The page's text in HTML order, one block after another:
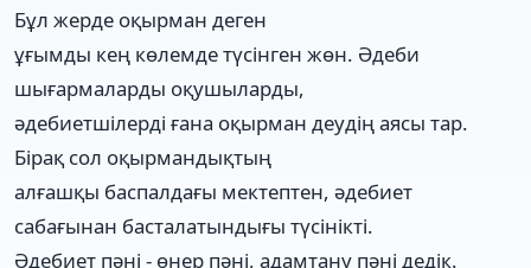
Бұл жерде оқырман деген
ұғымды кең көлемде түсінген жөн. Әдеби
шығармаларды оқушыларды,
әдебиетшілерді ғана оқырман деудің аясы тар.
Бірақ сол оқырмандықтың
алғашқы баспалдағы мектептен, әдебиет
сабағынан басталатындығы түсінікті.
Әдебиет пәні - өнер пәні, адамтану пәні дедік.